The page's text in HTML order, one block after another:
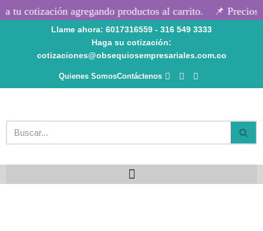
contenido
tu cotización agregando productos al carrito. 📌 Precios
Llame ahora: 6017316559 - 316 549 3333
Haga su cotización:
cotizaciones@obsequiosempresariales.com.co
Quienes SomosContáctenos